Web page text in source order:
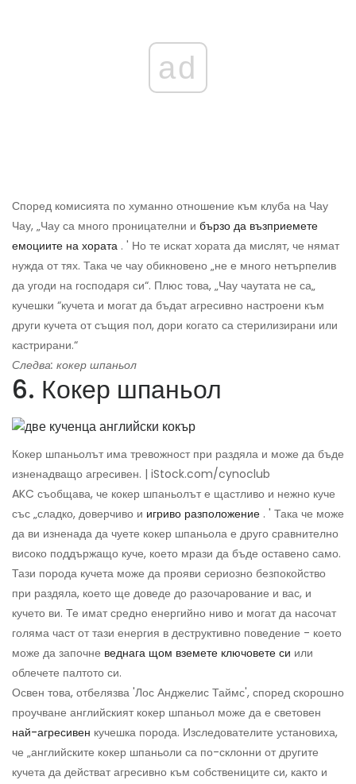
ad
Според комисията по хуманно отношение към клуба на Чау
Чау, „Чау са много проницателни и бързо да възприемете
емоциите на хората . ' Но те искат хората да мислят, че нямат
нужда от тях. Така че чау обикновено „не е много нетърпелив
да угоди на господаря си“. Плюс това, „Чау чаутата не са„
кучешки “кучета и могат да бъдат агресивно настроени към
други кучета от същия пол, дори когато са стерилизирани или
кастрирани.“
Следва: кокер шпаньол
6. Кокер шпаньол
Кокер шпаньолът има тревожност при раздяла и може да бъде
изненадващо агресивен. | iStock.com/cynoclub
AKC съобщава, че кокер шпаньолът е щастливо и нежно куче
със „сладко, доверчиво и игриво разположение . ' Така че може
да ви изненада да чуете кокер шпаньола е друго сравнително
високо поддържащо куче, което мрази да бъде оставено само.
Тази порода кучета може да прояви сериозно безпокойство
при раздяла, което ще доведе до разочарование и вас, и
кучето ви. Те имат средно енергийно ниво и могат да насочат
голяма част от тази енергия в деструктивно поведение - което
може да започне веднага щом вземете ключовете си или
облечете палтото си.
Освен това, отбелязва 'Лос Анджелис Таймс', според скорошно
проучване английският кокер шпаньол може да е световен
най-агресивен кучешка порода. Изследователите установиха,
че „английските кокер шпаньоли са по-склонни от другите
кучета да действат агресивно към собствениците си, както и